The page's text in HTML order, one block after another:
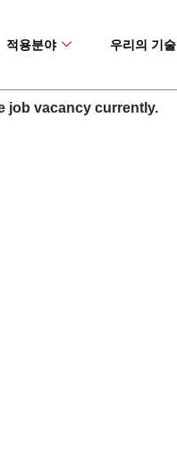
적용분야 우리의 기술
job vacancy currently.